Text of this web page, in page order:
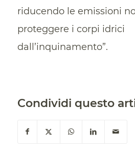
riducendo le emissioni
proteggere i corpi idrici
dall’inquinamento”.
Condividi questo